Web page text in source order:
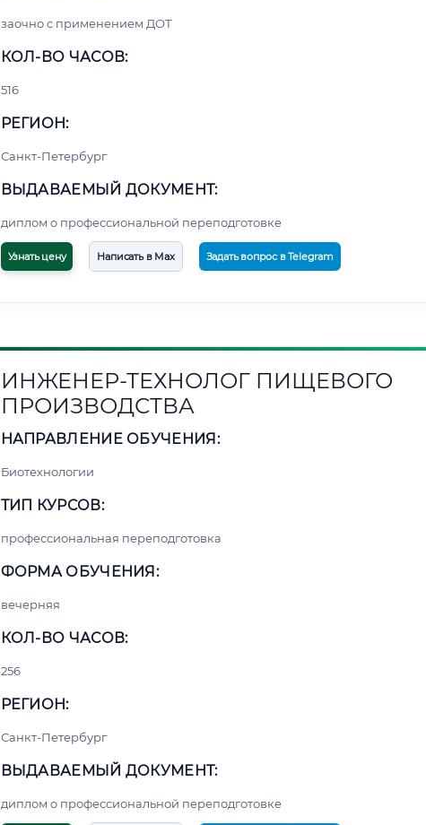
заочно с применением ДОТ
КОЛ-ВО ЧАСОВ:
516
РЕГИОН:
Санкт-Петербург
ВЫДАВАЕМЫЙ ДОКУМЕНТ:
диплом о профессиональной переподготовке
Узнать цену Написать в Max Задать вопрос в Telegram
ИНЖЕНЕР-ТЕХНОЛОГ ПИЩЕВОГО
ПРОИЗВОДСТВА
НАПРАВЛЕНИЕ ОБУЧЕНИЯ:
Биотехнологии
ТИП КУРСОВ:
профессиональная переподготовка
ФОРМА ОБУЧЕНИЯ:
вечерняя
КОЛ-ВО ЧАСОВ:
256
РЕГИОН:
Санкт-Петербург
ВЫДАВАЕМЫЙ ДОКУМЕНТ:
диплом о профессиональной переподготовке